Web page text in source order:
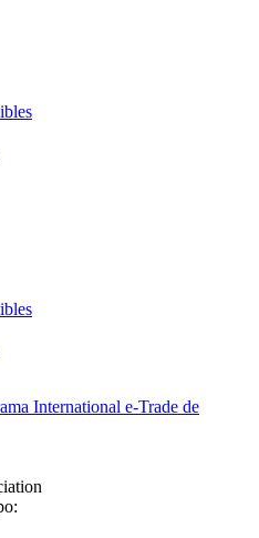
International e-Trade de